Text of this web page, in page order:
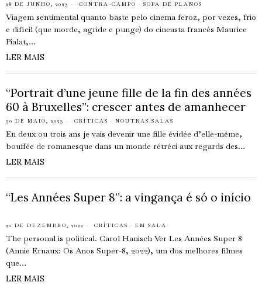
28 DE JUNHO, 2023 CONTRA-CAMPO · SOPA DE PLANOS
Viagem sentimental quanto baste pelo cinema feroz, por vezes, frio
e difícil (que morde, agride e punge) do cineasta francês Maurice
Pialat,…
LER MAIS
“Portrait d’une jeune fille de la fin des années
60 à Bruxelles”: crescer antes de amanhecer
30 DE MAIO, 2023 CRÍTICAS · NOUTRAS SALAS
En deux ou trois ans je vais devenir une fille évidée d’elle-même,
bouffée de romanesque dans un monde rétréci aux regards des…
LER MAIS
“Les Années Super 8”: a vingança é só o início
20 DE DEZEMBRO, 2022 CRÍTICAS · EM SALA
The personal is political. Carol Hanisch Ver Les Années Super 8
(Annie Ernaux: Os Anos Super-8, 2022), um dos melhores filmes
que…
LER MAIS